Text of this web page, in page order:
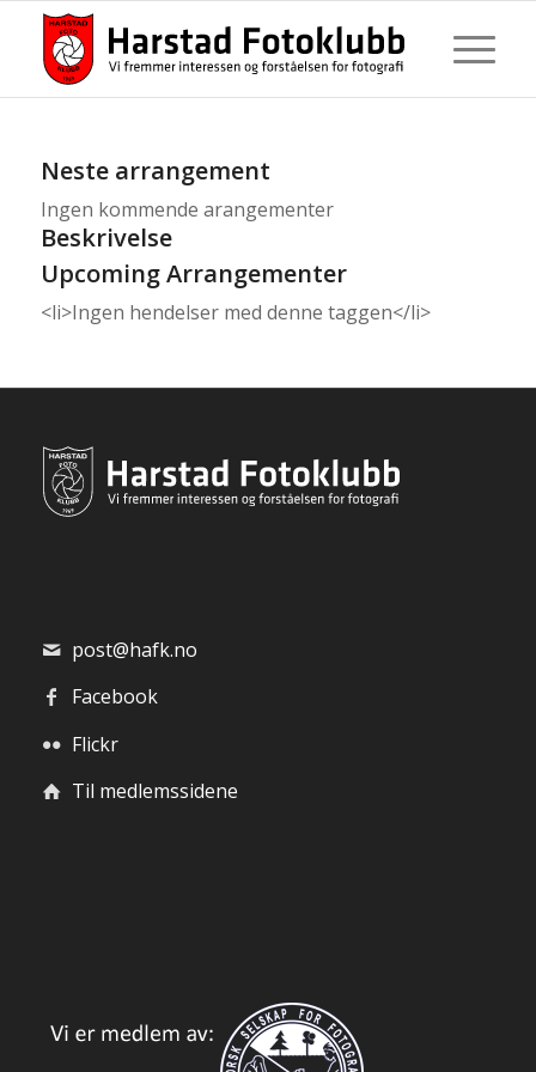
Neste arrangement
Ingen kommende arangementer
Beskrivelse
Upcoming Arrangementer
<li>Ingen hendelser med denne taggen</li>
post@hafk.no
Facebook
Flickr
Til medlemssidene